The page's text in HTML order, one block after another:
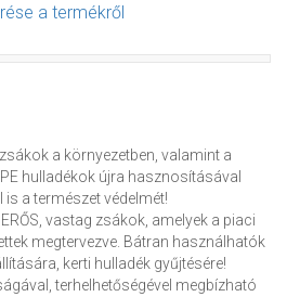
a termékről
a környezetben, valamint a
hulladékok újra hasznosításával
a természet védelmét!
vastag zsákok, amelyek a piaci
megtervezve. Bátran használhatók
kerti hulladék gyűjtésére!
terhelhetőségével megbízható